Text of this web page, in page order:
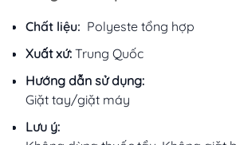
Chất liệu: Polyeste tổng hợp
Xuất xứ: Trung Quốc
Hướng dẫn sử dụng:
Giặt tay/giặt máy
Lưu ý: